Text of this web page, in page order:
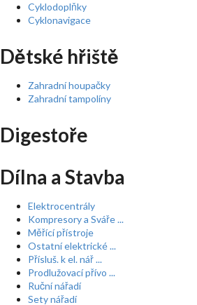
Cyklodoplňky
Cyklonavigace
Dětské hřiště
Zahradní houpačky
Zahradní tampolíny
Digestoře
Dílna a Stavba
Elektrocentrály
Kompresory a Sváře ...
Měřící přístroje
Ostatní elektrické ...
Přísluš. k el. nář ...
Prodlužovací přívo ...
Ruční nářadí
Sety nářadí